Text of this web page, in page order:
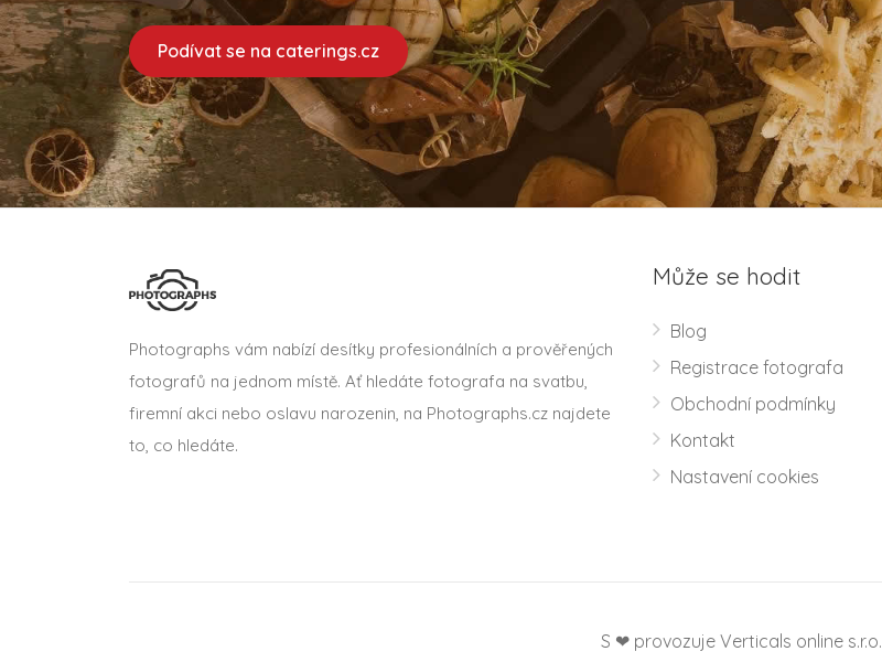
Podívat se na caterings.cz
Photographs vám nabízí desítky profesionálních a prověřených
fotografů na jednom místě. Ať hledáte fotografa na svatbu,
firemní akci nebo oslavu narozenin, na Photographs.cz najdete
to, co hledáte.
Může se hodit
Blog
Registrace fotografa
Obchodní podmínky
Kontakt
Nastavení cookies
S ❤ provozuje Verticals online s.r.o.